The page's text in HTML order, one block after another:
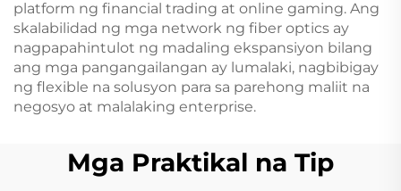
platform ng financial trading at online gaming. Ang
skalabilidad ng mga network ng fiber optics ay
nagpapahintulot ng madaling ekspansiyon bilang
ang mga pangangailangan ay lumalaki, nagbibigay
ng flexible na solusyon para sa parehong maliit na
negosyo at malalaking enterprise.
Mga Praktikal na Tip